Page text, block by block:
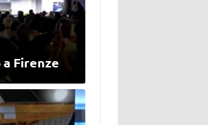
Firenze